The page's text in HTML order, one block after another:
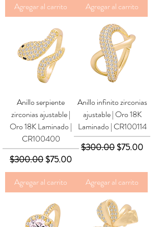
Agregar al carrito Agregar al carrito
Anillo serpiente
zirconias ajustable |
Oro 18K Laminado |
CR100400
Precio
$300.00 Precio de oferta
$75.00
Agregar al carrito
Anillo infinito zirconias
ajustable | Oro 18K
Laminado | CR100114
Precio
$300.00 Precio de
$75.00
Agregar al carrito